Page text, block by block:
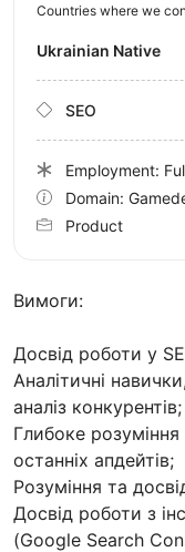
Вимоги:
Досвід роботи у
Аналітичні
аналіз конкурентів;
Глибоке
останніх апдейтів;
Розуміння та
Досвід роботи з
(Google Search
Countries where we
Ukrainian Native
SEO
Employment:
Domain:
Product